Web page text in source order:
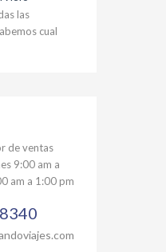
las
cual
de ventas
9:00 am a
am a 1:00 pm